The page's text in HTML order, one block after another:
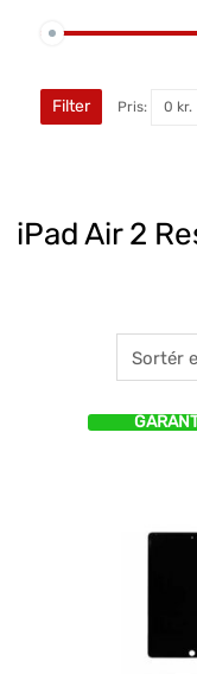
iPad Air 2
Filter Pris: 0 kr.